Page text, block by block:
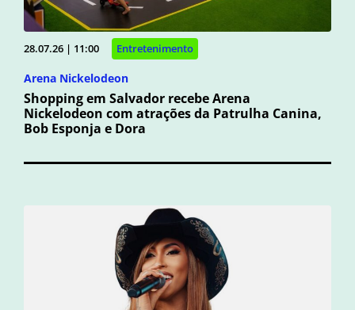
28.07.26 | 11:00 Entretenimento
Arena Nickelodeon
Shopping em Salvador recebe Arena
Nickelodeon com atrações da Patrulha Canina,
Bob Esponja e Dora